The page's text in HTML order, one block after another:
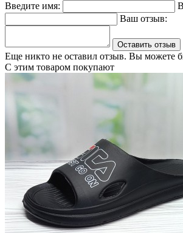
Введите имя:
Ваш отзыв:
Оставить отзыв
Еще никто не оставил отзыв. Вы можете
С этим товаром покупают